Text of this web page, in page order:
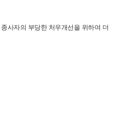
사자의 부당한 처우개선을 위하여 더